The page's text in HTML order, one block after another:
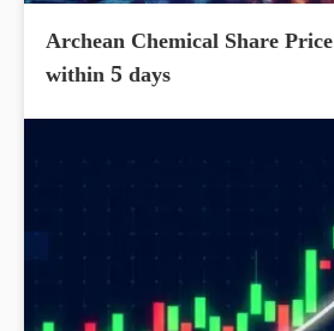
Archean Chemical Share
within 5 days